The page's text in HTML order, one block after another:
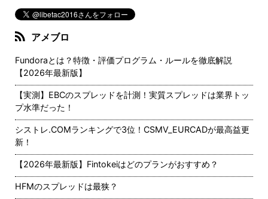
アメブロ
Fundoraとは？特徴・評価プログラム・ルールを徹底解説
【2026年最新版】
【実測】EBCのスプレッドを計測！実質スプレッドは業界トッ
プ水準だった！
シストレ.COMランキングで3位！CSMV_EURCADが最高益更
新！
【2026年最新版】Fintokeiはどのプランがおすすめ？
HFMのスプレッドは最狭？